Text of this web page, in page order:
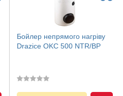
Бойлер непрямого нагріву
Drazice OKC 500 NTR/BP